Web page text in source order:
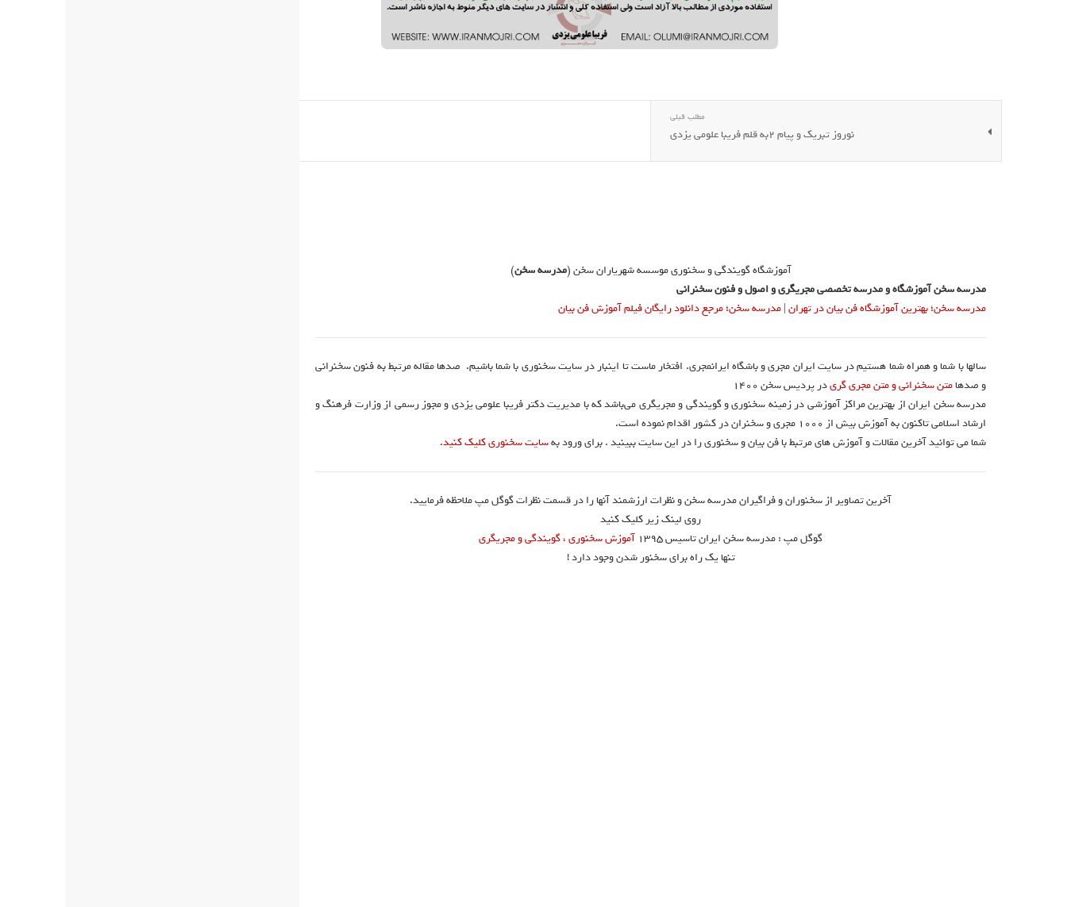
مطلب قبلی
نوروز تبریک و پیام 2به قلم فریبا علومی یزدی
آموزشگاه گویندگی و سخنوری موسسه شهریاران سخن (مدرسه سخن)
مدرسه سخن آموزشگاه و مدرسه تخصصی مجریگری و اصول و فنون سخنرانی
مدرسه سخن؛ بهترین آموزشگاه فن بیان در تهران|مدرسه سخن؛ مرجع دانلود رایگان فیلم آموزش فن بیان
سالها با شما و همراه شما هستیم در سایت ایران مجری و باشگاه ایرانمجری. افتخار ماست تا اینبار در سایت سخنوری با شما باشیم. صدها مقاله مرتبط به فنون سخنرانی
و صدهامتن سخنرانی و متن مجری گریدر پردیس سخن 1400
مدرسه سخن ایران از بهترین مراکز آموزشی در زمینه سخنوری و گویندگی و مجریگری می‌باشد که با مدیریت دکتر فریبا علومی یزدی و مجوز رسمی از وزارت فرهنگ و
ارشاد اسلامی تاکنون به آموزش بیش از ۱۰۰۰ مجری و سخنران در کشور اقدام نموده است.
شما می توانید آخرین مقالات و آموزش های مرتبط با فن بیان و سخنوری را در این سایت ببینید . برای ورود بهسایت سخنوری کلیک کنید.
آخرین تصاویر از سخنوران و فراگیران مدرسه سخن و نظرات ارزشمند آنها را در قسمت نظرات گوگل مپ ملاحظه فرمایید.
روی لینک زیر کلیک کنید
گوگل مپ : مدرسه سخن ایران تاسیس ۱۳۹۵
آموزش سخنوری ، گویندگی و مجریگری
تنها یک راه برای سخنور شدن وجود دارد !